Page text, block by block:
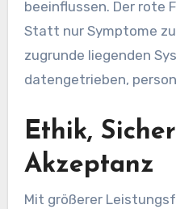
beeinflussen. Der rote
Statt nur Symptome
zugrunde liegenden
datengetrieben,
Ethik,
Akzeptanz
Mit größerer